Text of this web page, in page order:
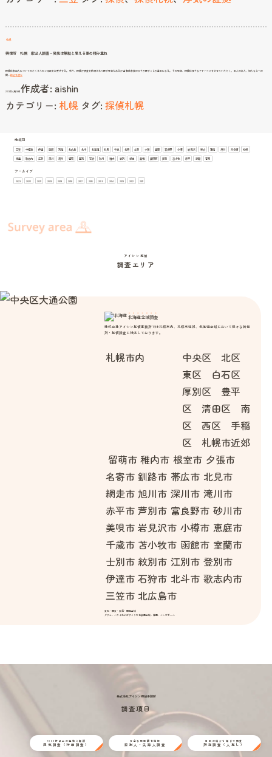
札幌
興信所 札幌 家出人調査～発見は無駄と思える事の積み重ね
探偵は家出人についてのたくさんのご相談をお受けする。 我々、探偵が調査を依頼されて探す場合もあるが 当初は家族の方々が探すことが基本になる。 その場合、探偵は様々なアドバイスをさせていただく。 本人の友人、知人などへの
聞… 続きを読む興
札
人
駄
と
思
み
2013年4月26日作成者: aishin
カテゴリー: 札幌 タグ: 探偵札幌
地域別
三笠 中標津 伊達 函館 別海 北広島 北斗 北海道 北見 千歳 名寄 士別 夕張 室蘭 富良野 小樽 岩見沢 帯広 恵庭 旭川 未分類 札幌
根室 歌志内 江別 深川 滝川 留萌 登別 石狩 砂川 稚内 紋別 網走 美唄 美瑛町 芦別 苫小牧 赤平 釧路 音更
アーカイブ
2023 2022 2021 2020 2019 2018 2017 2016 2015 2014 2013 2012 2011
アイシン探偵
調査エリア
北海道全域調査
株式会社アイシン探偵事務所では札幌市内、札幌市近郊、北海道全域において様々な興信
所・探偵調査に対応しております。
札幌市内
中央区 北区
東区 白石区
厚別区 豊平
区 清田区 南
区 西区 手稲
区 札幌市近郊
留萌市 稚内市 根室市 夕張市
名寄市 釧路市 帯広市 北見市
網走市 旭川市 深川市 滝川市
赤平市 芦別市 富良野市 砂川市
美唄市 岩見沢市 小樽市 恵庭市
千歳市 苫小牧市 函館市 室蘭市
士別市 紋別市 江別市 登別市
伊達市 石狩市 北斗市 歌志内市
三笠市 北広島市
東北・関東・東海・関西全域
グアム・ハワイおよびアメリカ合衆国全域・韓国・シンガポール
株式会社アイシン探偵事務所
調査項目
1000件以上の経験と実績
浮気調査（行動調査）
万全な情報網を駆使
家出人・失踪人調査
日本の端から端まで調査
所在調査（人探し）